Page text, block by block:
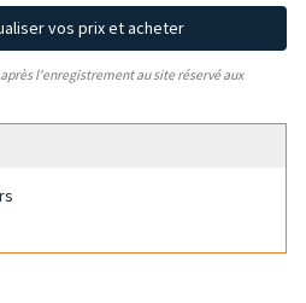
vos prix et acheter
l'enregistrement au site réservé aux